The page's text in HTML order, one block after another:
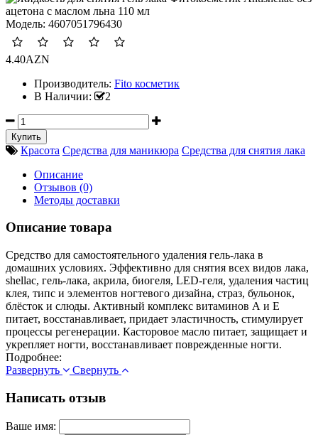
Модель: 4607051796430
4.40AZN
Производитель: Fito косметик
В Наличии:
2
Красота Средства для маникюра Средства для снятия лака
Описание
Отзывов (0)
Методы доставки
Описание товара
Средство для самостоятельного удаления гель-лака в
домашних условиях. Эффективно для снятия всех видов лака,
shellac, гель-лака, акрила, биогеля, LED-геля, удаления частиц
клея, типс и элементов ногтевого дизайна, страз, бульонок,
блёсток и слюды. Активный комплекс витаминов А и Е
питает, восстанавливает, придает эластичность, стимулирует
процессы регенерации. Касторовое масло питает, защищает и
укрепляет ногти, восстанавливает поврежденные ногти.
Подробнее:
Развернуть
Свернуть
Написать отзыв
Ваше имя: